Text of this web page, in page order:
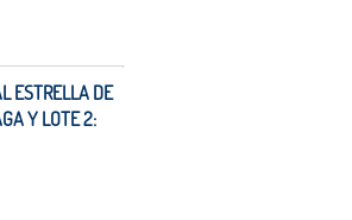
ESTRELLA DE
Y LOTE 2: